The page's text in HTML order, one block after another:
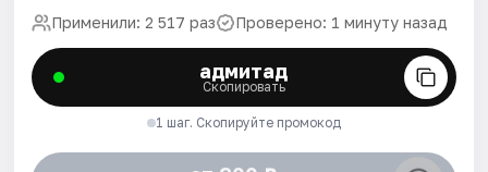
Применили: 2 517 раз Проверено: 1 минуту назад
адмитад
Скопировать
1 шаг. Скопируйте промокод